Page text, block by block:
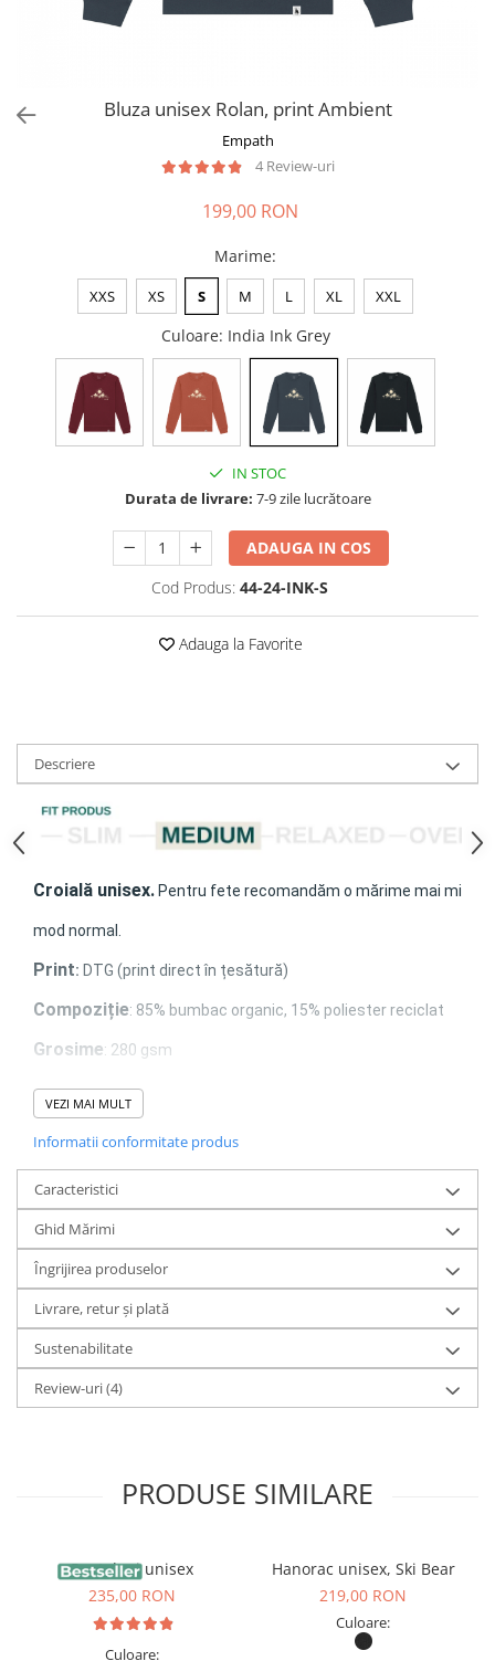
Bluza unisex Rolan, print Ambient
Empath
4 Review-uri
199,00 RON
Marime:
XXS XS S M L XL XXL
Culoare: India Ink Grey
IN STOC
Durata de livrare: 7-9 zile lucrătoare
ADAUGA IN COS
Cod Produs: 44-24-INK-S
Adauga la Favorite
Descriere
Croială unisex. Pentru fete recomandăm o mărime mai mică
mod normal.
Print: DTG (print direct în țesătură)
Compoziție: 85% bumbac organic, 15% poliester reciclat
Grosime: 280 gsm
materialului, unde fibrele interioare sunt ridicate și "pufuite"
acea senzație moale și confortabilă. Acest proces are două
principale:
-Slăbește fibrele de suprafață, ceea ce face ca la început să se
micro-fibre și scame.
-Creează un strat mai moale, dar mai fragilfață de structura
french terry.
ales dacă sunt purtate peste un strat de haine închise la culoare
fibre eliminate în timpul producției se reduce, iar materialul
Calitate Excepțională
VEZI MAI MULT
Informatii conformitate produs
Caracteristici
Ghid Mărimi
Îngrijirea produselor
Livrare, retur și plată
Sustenabilitate
Review-uri(4)
PRODUSE SIMILARE
Pantaloni unisex
235,00 RON
Culoare:
Hanorac unisex, Ski Bear
219,00 RON
Culoare: